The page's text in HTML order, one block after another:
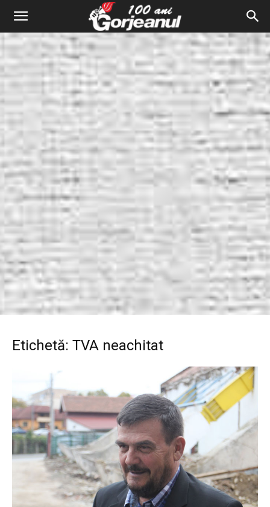
Etichetă: TVA neachitat